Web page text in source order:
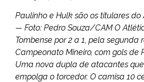
Paulinho e Hulk são os titulares
— Foto: Pedro Souza/CAM O
Tombense por 2 a 1, pela segunda
Campeonato Mineiro, com gols de
Uma nova dupla de atacantes que
empolga o torcedor. O camisa 10